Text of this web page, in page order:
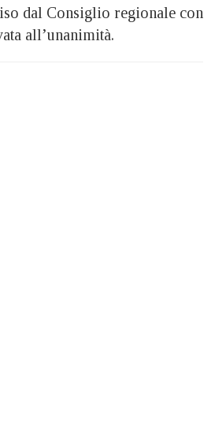
dal Consiglio regionale con
all’unanimità.